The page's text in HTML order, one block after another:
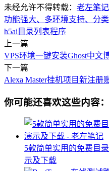
未经允许不得转载： 老左笔记
功能强大、多环境支持、分
h5ai 目录列表程序
上一篇
VPS环境一键安装Ghost中文
下一篇
Alexa Master挂机项目新注册
你可能还喜欢这些内容：
5款简单实用的免费目
示及下载